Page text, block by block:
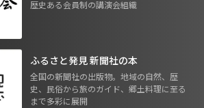
歴史ある会員制の講演会組織
ふるさと発見 新聞社の本
全国の新聞社の出版物。地域の自然、歴
史、民俗から旅のガイド、郷土料理に至る
まで多彩に展開